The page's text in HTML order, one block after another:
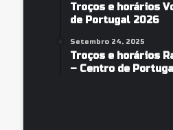
Troços e horários
de Portugal 2026
Setembro 24, 2025
Troços e horários
– Centro de